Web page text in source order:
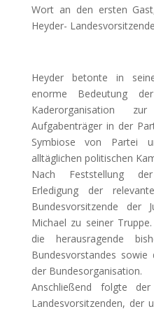
Wort an den ersten
Heyder-
Heyder betonte in
enorme Bedeutung
Kaderorganisation
Aufgabenträger in der
Symbiose von Partei
alltäglichen politischen
Nach Feststellung
Erledigung der
Bundesvorsitzende der
Michael zu seiner
die herausragende
Bundesvorstandes
der Bundesorganisation.
Anschließend folgte der
Landesvorsitzenden, der